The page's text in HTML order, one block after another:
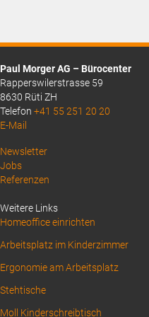
Paul Morger AG – Bürocenter
Rapperswilerstrasse 59
8630 Rüti ZH
Telefon +41 55 251 20 20
E-Mail
Above
Footer
Newsletter
Jobs
Referenzen
Weitere Links
Homeoffice einrichten
Arbeitsplatz im Kinderzimmer
Ergonomie am Arbeitsplatz
Stehtische
Moll Kinderschreibtisch